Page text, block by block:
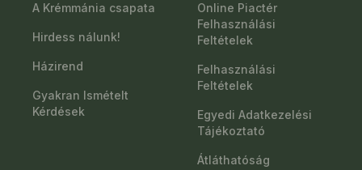
A Krémmánia csapata
Hirdess nálunk!
Házirend
Gyakran Ismételt
Kérdések
Online Piactér
Felhasználási
Feltételek
Felhasználási
Feltételek
Egyedi Adatkezelési
Tájékoztató
Átláthatóság